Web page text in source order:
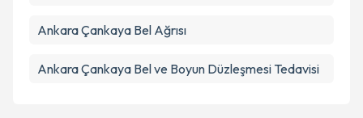
Ankara Çankaya Bel Ağrısı
Ankara Çankaya Bel ve Boyun Düzleşmesi Tedavisi